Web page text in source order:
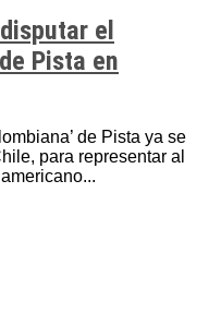
el
Pista en
de Pista ya se
para representar al